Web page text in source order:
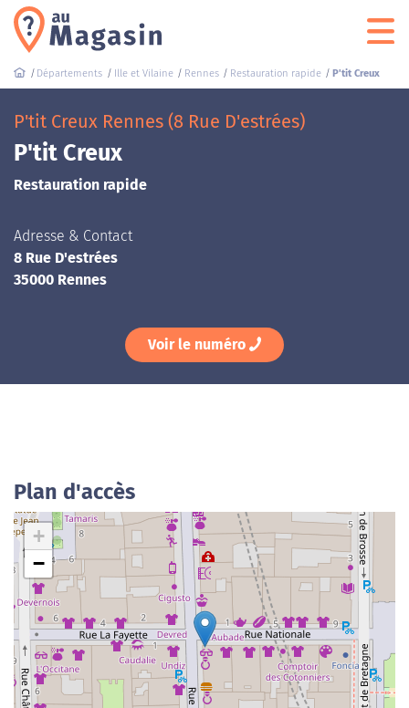
Départements Ille et Vilaine Rennes Restauration rapide P'tit Creux
P'tit Creux Rennes (8 Rue D'estrées)
P'tit Creux
Restauration rapide
Adresse & Contact
8 Rue D'estrées
35000 Rennes
Voir le numéro
Plan d'accès
+
−